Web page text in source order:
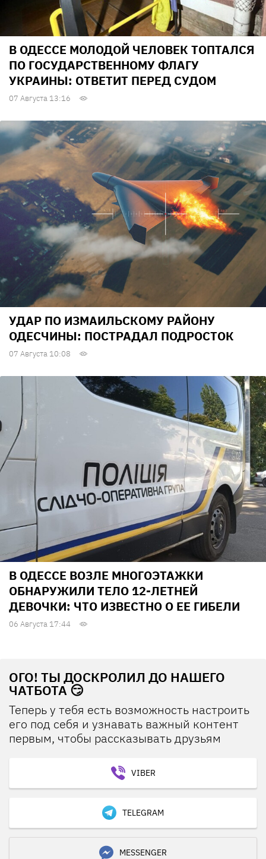
В ОДЕССЕ МОЛОДОЙ ЧЕЛОВЕК ТОПТАЛСЯ
ПО ГОСУДАРСТВЕННОМУ ФЛАГУ
УКРАИНЫ: ОТВЕТИТ ПЕРЕД СУДОМ
07 Августа 13:16
УДАР ПО ИЗМАИЛЬСКОМУ РАЙОНУ
ОДЕСЧИНЫ: ПОСТРАДАЛ ПОДРОСТОК
07 Августа 10:08
В ОДЕССЕ ВОЗЛЕ МНОГОЭТАЖКИ
ОБНАРУЖИЛИ ТЕЛО 12-ЛЕТНЕЙ
ДЕВОЧКИ: ЧТО ИЗВЕСТНО О ЕЕ ГИБЕЛИ
06 Августа 17:44
ОГО! ТЫ ДОСКРОЛИЛ ДО НАШЕГО
ЧАТБОТА 😏
Теперь у тебя есть возможность настроить
его под себя и узнавать важный контент
первым, чтобы рассказывать друзьям
VIBER
TELEGRAM
MESSENGER